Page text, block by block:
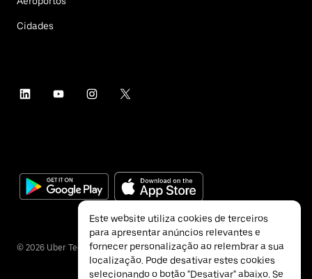
Cidades
© 2026 Uber Technologies Inc.
Este website utiliza cookies de terceiros
para apresentar anúncios relevantes e
fornecer personalização ao relembrar a sua
localização. Pode desativar estes cookies
selecionando o botão "Desativar" abaixo. Se